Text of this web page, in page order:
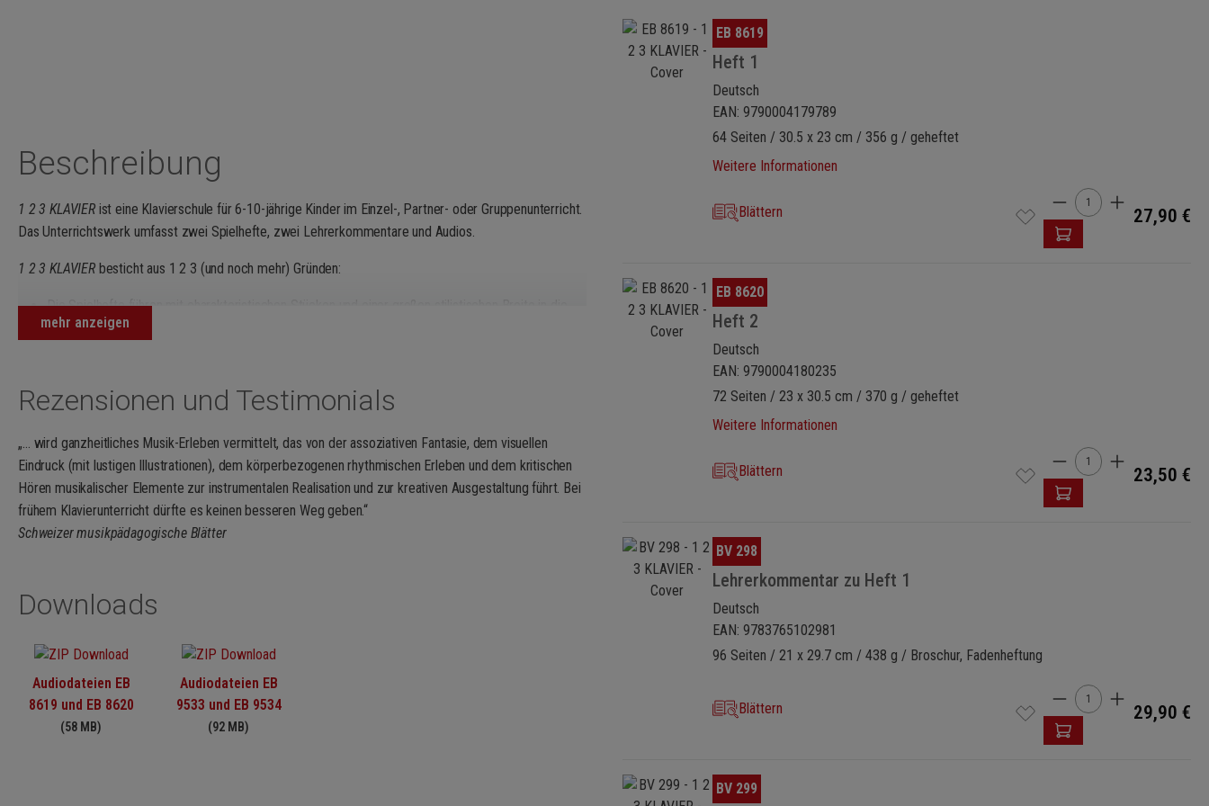
Bildergalerie überspringen
EB 8619
Heft 1
Deutsch
EAN: 9790004179789
64 Seiten / 30.5 x 23 cm / 356 g / geheftet
Weitere Informationen
Blättern Produkt Anzahl:
27,90 €
Bildergalerie überspringen
EB 8620
Heft 2
Deutsch
EAN: 9790004180235
72 Seiten / 23 x 30.5 cm / 370 g / geheftet
Weitere Informationen
Blättern Produkt Anzahl:
23,50 €
Bildergalerie überspringen
BV 298
Lehrerkommentar zu Heft 1
Deutsch
EAN: 9783765102981
96 Seiten / 21 x 29.7 cm / 438 g / Broschur, Fadenheftung
Blättern Produkt Anzahl:
29,90 €
Bildergalerie überspringen
BV 299
Beschreibung
1 2 3 KLAVIERist eine Klavierschule für 6-10-jährige Kinder im Einzel-, Partner- oder Gruppenunterricht.
Das Unterrichtswerk umfasst zwei Spielhefte, zwei Lehrerkommentare und Audios.
1 2 3 KLAVIERbesticht aus 1 2 3 (und noch mehr) Gründen:
Die Spielhefte führen mit charakteristischen Stücken und einer großen stilistischen Breite in die
Welt des Klavierspiels ein. Ob Dur, Moll, Kirchentonarten, Ganztonleiter, Blues-Tonleiter – mit
Fingern. Schon in den ersten Stücken wird mit zwei Händen und mit Melodie und Begleitung
Zahlreiche Variations- und Improvisationsaufgaben wecken das kreative Potential der Spielerinnen
und Spieler.
Die Lehrerkommentare erläutern den didaktischen roten Faden der Spielhefte, führen in die
Methodik des Partner- und Gruppenunterrichts ein und geben detaillierte Anregungen für mögliche
Erarbeitungswege – auch im Einzelunterricht.
Improvisationen und fetzige Boogies.
mehr anzeigen
Rezensionen und Testimonials
„… wird ganzheitliches Musik-Erleben vermittelt, das von der assoziativen Fantasie, dem visuellen
Eindruck (mit lustigen Illustrationen), dem körperbezogenen rhythmischen Erleben und dem kritischen
Hören musikalischer Elemente zur instrumentalen Realisation und zur kreativen Ausgestaltung führt. Bei
frühem Klavierunterricht dürfte es keinen besseren Weg geben.“
Schweizer musikpädagogische Blätter
Downloads
Audiodateien EB
8619 und EB 8620
(58 MB)
Audiodateien EB
9533 und EB 9534
(92 MB)